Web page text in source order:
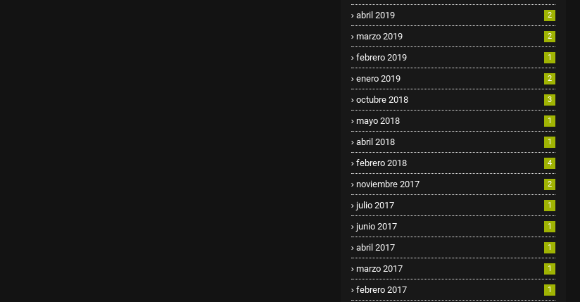
abril 2019 2
marzo 2019 2
febrero 2019 1
enero 2019 2
octubre 2018 3
mayo 2018 1
abril 2018 1
febrero 2018 4
noviembre 2017 2
julio 2017 1
junio 2017 1
abril 2017 1
marzo 2017 1
febrero 2017 1